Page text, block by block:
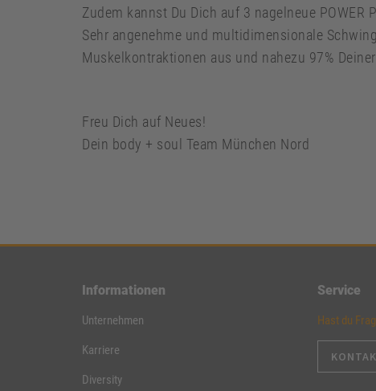
Zudem kannst Du Dich auf 3 nagelneue POWER
Sehr angenehme und multidimensionale
Muskelkontraktionen aus und nahezu 97%
Freu Dich auf Neues!
Dein body + soul Team München Nord
Informationen
Unternehmen
Karriere
Diversity
Service
Hast du